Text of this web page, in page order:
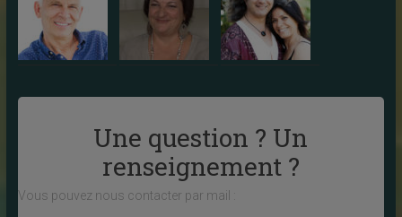
Une question ? Un
renseignement ?
Vous pouvez nous contacter par mail :